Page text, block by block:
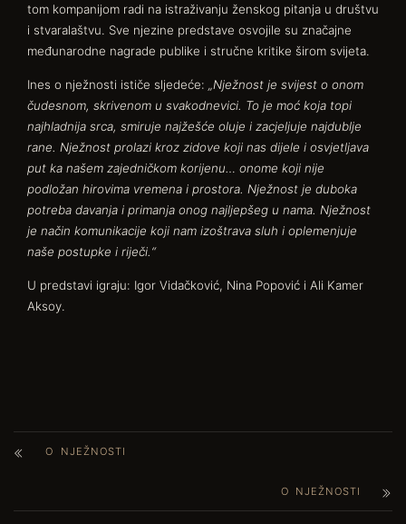
tom kompanijom radi na istraživanju ženskog pitanja u društvu
i stvaralaštvu. Sve njezine predstave osvojile su značajne
međunarodne nagrade publike i stručne kritike širom svijeta.
Ines o nježnosti ističe sljedeće: „Nježnost je svijest o onom
čudesnom, skrivenom u svakodnevici. To je moć koja topi
najhladnija srca, smiruje najžešće oluje i zacjeljuje najdublje
rane. Nježnost prolazi kroz zidove koji nas dijele i osvjetljava
put ka našem zajedničkom korijenu… onome koji nije
podložan hirovima vremena i prostora. Nježnost je duboka
potreba davanja i primanja onog najljepšeg u nama. Nježnost
je način komunikacije koji nam izoštrava sluh i oplemenjuje
naše postupke i riječi.“
U predstavi igraju: Igor Vidačković, Nina Popović i Ali Kamer
Aksoy.
O NJEŽNOSTI
O NJEŽNOSTI